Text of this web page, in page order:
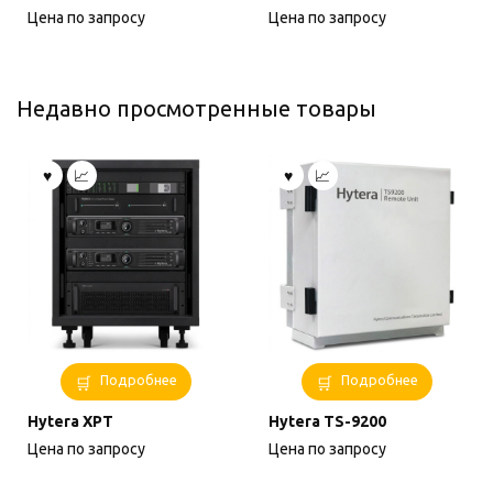
Цена по запросу
Цена по запросу
Недавно просмотренные товары
Подробнее
Hytera XPT
Цена по запросу
Подробнее
Hytera TS-9200
Цена по запросу